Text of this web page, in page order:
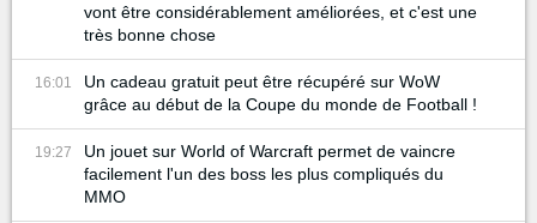
vont être considérablement améliorées, et c'est une
très bonne chose
16:01
Un cadeau gratuit peut être récupéré sur WoW
grâce au début de la Coupe du monde de Football !
19:27
Un jouet sur World of Warcraft permet de vaincre
facilement l'un des boss les plus compliqués du
MMO